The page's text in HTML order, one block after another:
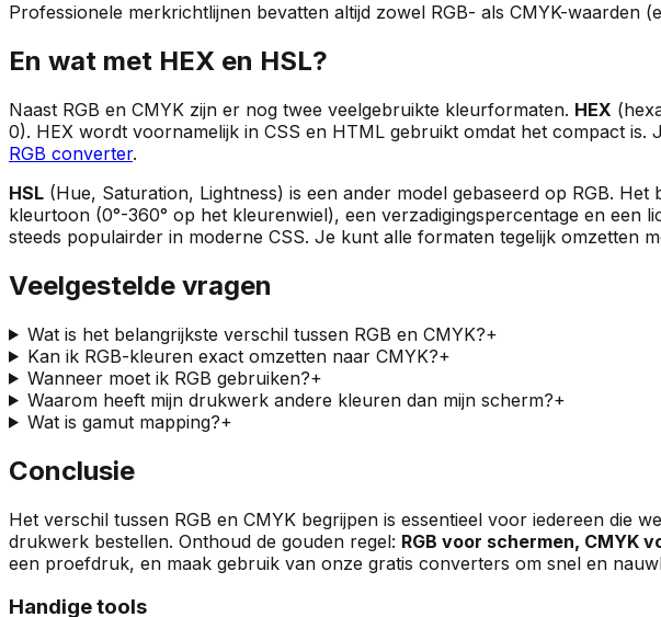
Professionele merkrichtlijnen bevatten altijd zowel RGB- als CMYK-waarden
En wat met HEX en HSL?
Naast RGB en CMYK zijn er nog twee veelgebruikte kleurformaten. HEX
0). HEX wordt voornamelijk in CSS en HTML gebruikt omdat het compact
RGB converter.
HSL (Hue, Saturation, Lightness) is een ander model gebaseerd op RGB.
kleurtoon (0°-360° op het kleurenwiel), een verzadigingspercentage en
steeds populairder in moderne CSS. Je kunt alle formaten tegelijk omzetten
Veelgestelde vragen
Wat is het belangrijkste verschil tussen RGB en CMYK?+
Kan ik RGB-kleuren exact omzetten naar CMYK?+
Wanneer moet ik RGB gebruiken?+
Waarom heeft mijn drukwerk andere kleuren dan mijn scherm?+
Wat is gamut mapping?+
Conclusie
Het verschil tussen RGB en CMYK begrijpen is essentieel voor iedereen die
drukwerk bestellen. Onthoud de gouden regel: RGB voor schermen, CMYK
een proefdruk, en maak gebruik van onze gratis converters om snel en
Handige tools